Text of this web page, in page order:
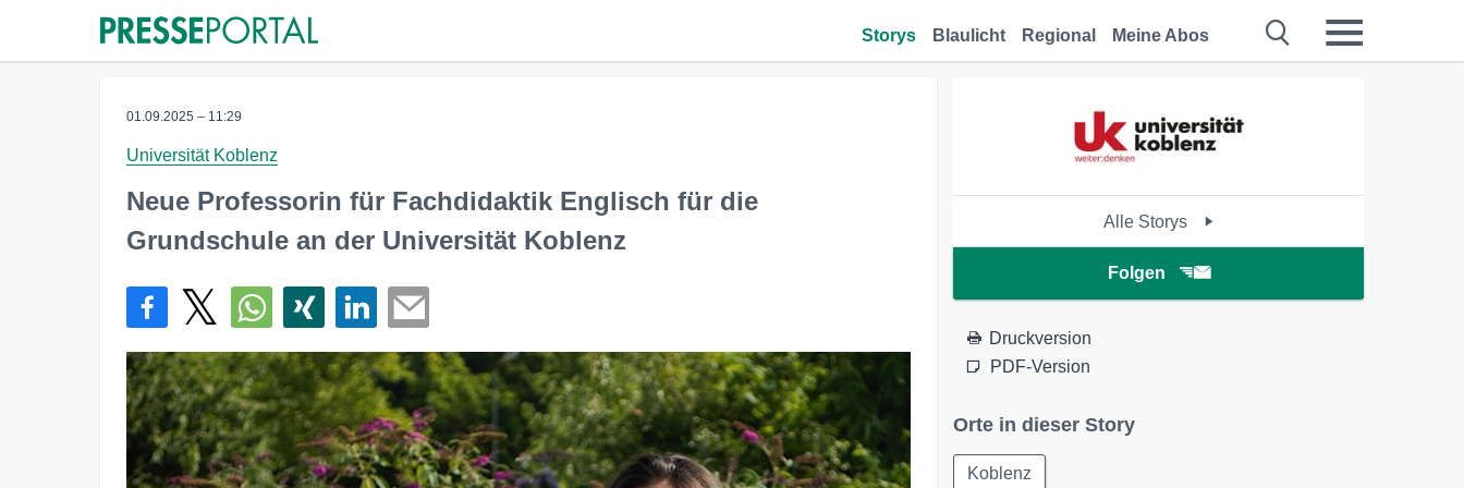
Storys Blaulicht Regional Meine Abos
01.09.2025 – 11:29
Universität Koblenz
Neue Professorin für Fachdidaktik Englisch für die
Grundschule an der Universität Koblenz
Alle Storys
Folgen
Druckversion
PDF-Version
Orte in dieser Story
Koblenz